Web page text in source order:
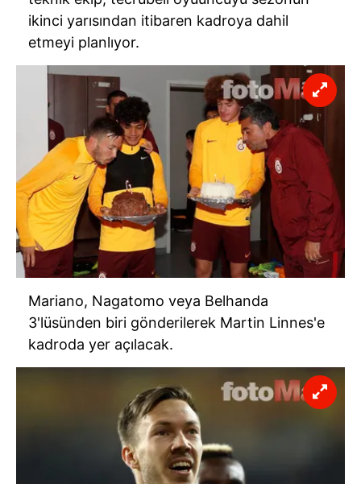
ikinci yarısından itibaren kadroya dahil
etmeyi planlıyor.
Mariano, Nagatomo veya Belhanda
3'lüsünden biri gönderilerek Martin Linnes'e
kadroda yer açılacak.